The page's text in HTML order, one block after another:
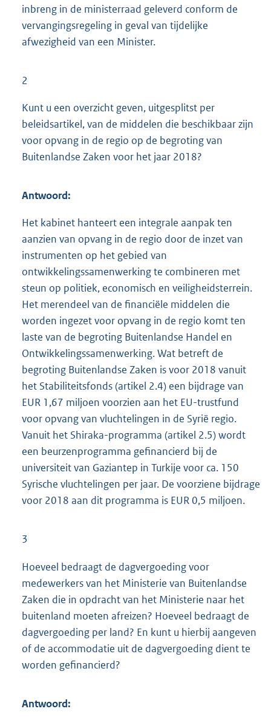
inbreng in de ministerraad geleverd conform de
vervangingsregeling in geval van tijdelijke
afwezigheid van een Minister.
2
Kunt u een overzicht geven, uitgesplitst per
beleidsartikel, van de middelen die beschikbaar zijn
voor opvang in de regio op de begroting van
Buitenlandse Zaken voor het jaar 2018?
Antwoord:
Het kabinet hanteert een integrale aanpak ten
aanzien van opvang in de regio door de inzet van
instrumenten op het gebied van
ontwikkelingssamenwerking te combineren met
steun op politiek, economisch en veiligheidsterrein.
Het merendeel van de financiële middelen die
worden ingezet voor opvang in de regio komt ten
laste van de begroting Buitenlandse Handel en
Ontwikkelingssamenwerking. Wat betreft de
begroting Buitenlandse Zaken is voor 2018 vanuit
het Stabiliteitsfonds (artikel 2.4) een bijdrage van
EUR 1,67 miljoen voorzien aan het EU-trustfund
voor opvang van vluchtelingen in de Syrië regio.
Vanuit het Shiraka-programma (artikel 2.5) wordt
een beurzenprogramma gefinancierd bij de
universiteit van Gaziantep in Turkije voor ca. 150
Syrische vluchtelingen per jaar. De voorziene bijdrage
voor 2018 aan dit programma is EUR 0,5 miljoen.
3
Hoeveel bedraagt de dagvergoeding voor
medewerkers van het Ministerie van Buitenlandse
Zaken die in opdracht van het Ministerie naar het
buitenland moeten afreizen? Hoeveel bedraagt de
dagvergoeding per land? En kunt u hierbij aangeven
of de accommodatie uit de dagvergoeding dient te
worden gefinancierd?
Antwoord: